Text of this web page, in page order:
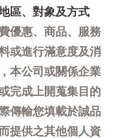
區、對象及方式
優惠、商品、服務
或進行滿意度及消
本公司或關係企業
完成上開蒐集目的
傳輸您填載於誠品
提供之其他個人資